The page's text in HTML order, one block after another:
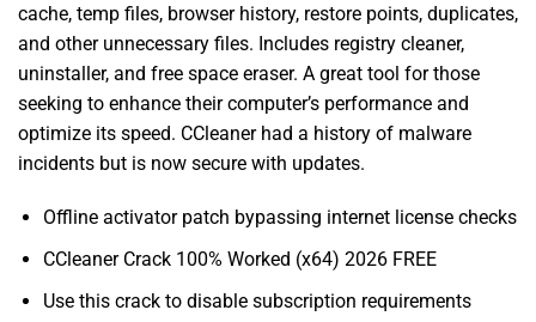
cache, temp files, browser history, restore points, duplicates,
and other unnecessary files. Includes registry cleaner,
uninstaller, and free space eraser. A great tool for those
seeking to enhance their computer’s performance and
optimize its speed. CCleaner had a history of malware
incidents but is now secure with updates.
Offline activator patch bypassing internet license checks
CCleaner Crack 100% Worked (x64) 2026 FREE
Use this crack to disable subscription requirements